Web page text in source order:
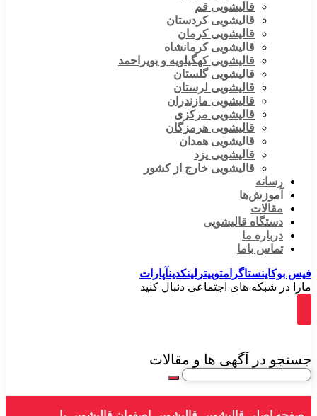
قالیشویی قم
قالیشویی کردستان
قالیشویی کرمان
قالیشویی کرمانشاه
قالیشویی کهگیلویه و بویراحمد
قالیشویی گلستان
قالیشویی لرستان
قالیشویی مازندران
قالیشویی مرکزی
قالیشویی هرمزگان
قالیشویی همدان
قالیشویی یزد
قالیشویی خارج از کشور
رسانه
آموزش‌ها
مقالات
دستگاه قالیشویی
درباره ما
تماس باما
فیس بوکاینستاگرامتوییتر لینکدینآپارات
مارا در شبکه های اجتماعی دنبال کنید
جستجو در آگهی ها و مقالات